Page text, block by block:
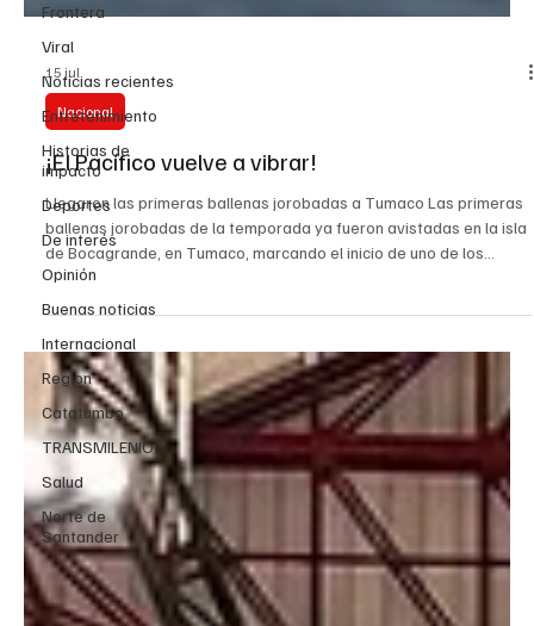
Frontera
Viral
Noticias recientes
Entretenimiento
Historias de
impacto
Deportes
De interés
Opinión
Buenas noticias
Internacional
Region
Catatumbo
TRANSMILENIO
Salud
Norte de
Santander
15 jul
Nacional
¡El Pacífico vuelve a vibrar!
Llegaron las primeras ballenas jorobadas a Tumaco Las primeras
ballenas jorobadas de la temporada ya fueron avistadas en la isla
de Bocagrande, en Tumaco, marcando el inicio de uno de los
espectáculos naturales más impresionantes del Pacífico
colombiano. Además de Tumaco, Bahía Málaga, Nuquí, Bahía
destinos clave para el avistamiento. Las autoridades recomiendan
realizar los recorridos únicamente con operadores auto